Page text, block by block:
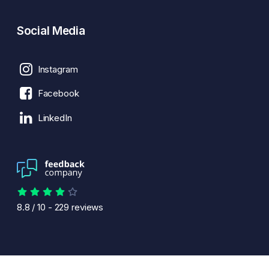
Social Media
Instagram
Facebook
LinkedIn
8.8 /10 - 229 reviews